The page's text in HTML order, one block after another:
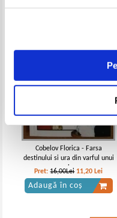
Cobelov Florica - Farsa
destinului si ura din varful unui
pix
Pret:16,00Lei 11,20 Lei
Adaugă în coș